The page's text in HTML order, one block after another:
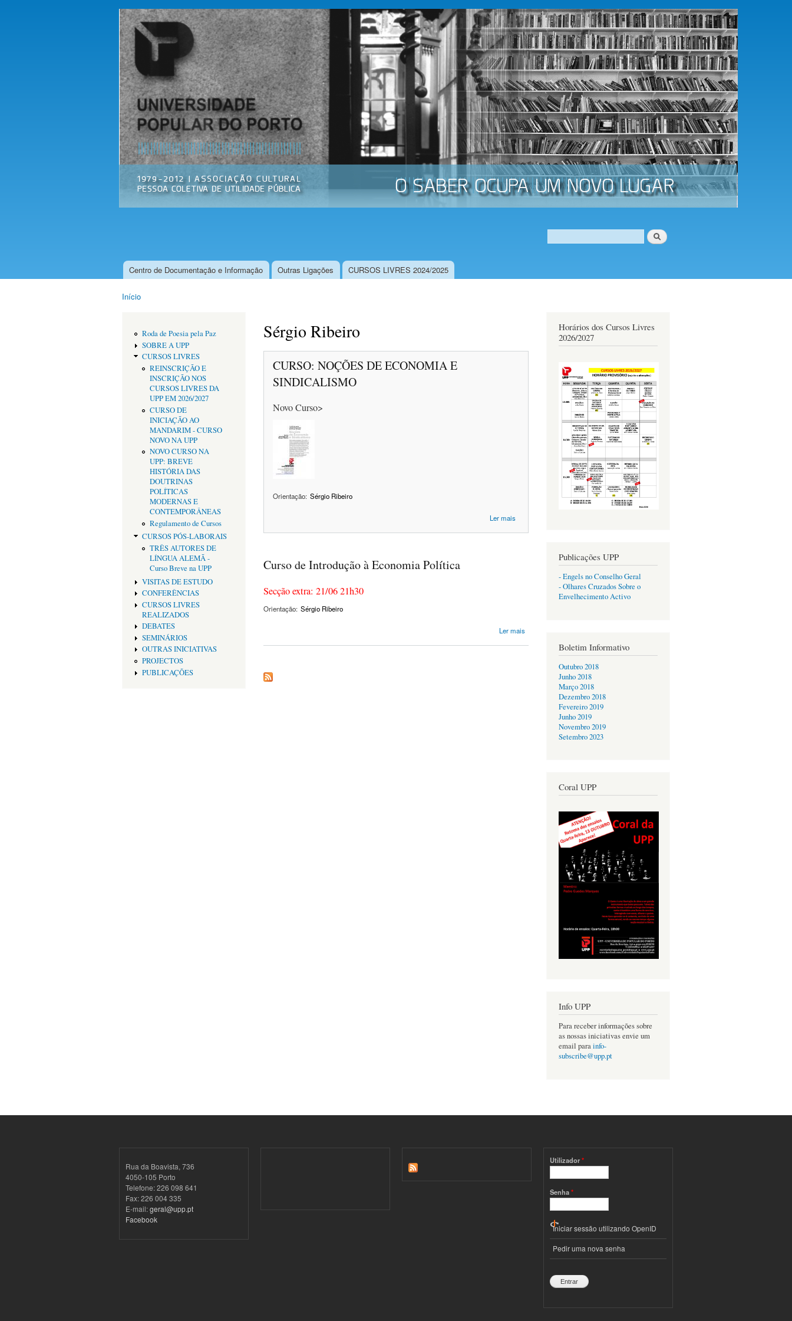
Passar
para o
conteúdo
principal
Universidade
Popular do
Porto
Associação
Cultural
Formulário de procura
Procurar
Menu principal
Centro de Documentação e Informação Outras Ligações CURSOS LIVRES 2024/2025
Início
Roda de Poesia pela Paz
SOBRE A UPP
CURSOS LIVRES
REINSCRIÇÃO E
INSCRIÇÃO NOS
CURSOS LIVRES DA
UPP EM 2026/2027
CURSO DE
INICIAÇÃO AO
MANDARIM - CURSO
NOVO NA UPP
NOVO CURSO NA
UPP: BREVE
HISTÓRIA DAS
DOUTRINAS
POLÍTICAS
MODERNAS E
CONTEMPORÂNEAS
Regulamento de Cursos
CURSOS PÓS-LABORAIS
TRÊS AUTORES DE
LÍNGUA ALEMÃ -
Curso Breve na UPP
VISITAS DE ESTUDO
CONFERÊNCIAS
CURSOS LIVRES
REALIZADOS
DEBATES
SEMINÁRIOS
OUTRAS INICIATIVAS
PROJECTOS
PUBLICAÇÕES
Sérgio Ribeiro
CURSO: NOÇÕES DE ECONOMIA E
SINDICALISMO
Novo Curso>
Orientação: Sérgio Ribeiro
Ler mais
NOÇÕES DE
SINDICALISMO
Curso de Introdução à Economia Política
Secção extra: 21/06 21h30
Orientação: Sérgio Ribeiro
Ler mais
Introdução
Horários dos Cursos Livres
2026/2027
Publicações UPP
- Engels no Conselho Geral
- Olhares Cruzados Sobre o
Envelhecimento Activo
Boletim Informativo
Outubro 2018
Junho 2018
Março 2018
Dezembro 2018
Fevereiro 2019
Junho 2019
Novembro 2019
Setembro 2023
Coral UPP
Info UPP
Para receber informações sobre
as nossas iniciativas envie um
email parainfo-
subscribe@upp.pt
Rua da Boavista, 736
4050-105 Porto
Telefone: 226 098 641
Fax: 226 004 335
E-mail:geral@upp.pt
Facebook
Utilizador*
Senha*
Iniciar sessão utilizando OpenID
Pedir uma nova senha